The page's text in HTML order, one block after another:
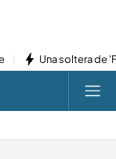
Una soltera de